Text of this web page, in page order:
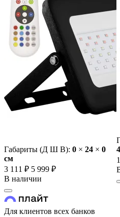
Габариты (Д Ш В): 0 × 24 × 0
cм
3 111 ₽ 5 999 ₽
В наличии
Для клиентов всех банков